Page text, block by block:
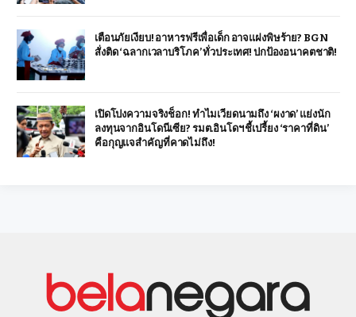
เตือนภัยเงียบ! อาหารฟรีเพื่อเด็ก อาจแฝงพิษร้าย? BGN
สั่งติด ‘ฉลากเวลาบริโภค’ ทั่วประเทศ! ปกป้องอนาคตชาติ!
เปิดโปงความจริงช็อก! ทำไมเวียดนามถึง ‘ผงาด’ แย่งนัก
ลงทุนจากอินโดนีเซีย? รมต.อินโดฯ ชี้เปรี้ยง ‘ราคาที่ดิน’
คือกุญแจสำคัญที่คาดไม่ถึง!